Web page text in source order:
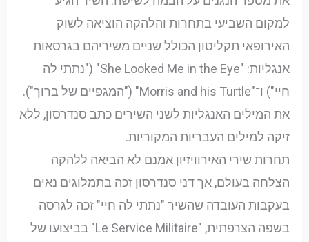
למקום השביעי בתחרות והלהקה הוציאה לשוק
האירופאי תקליטון הכולל שניים משיריהם בגרסאות
אנגליות: "She Looked Me in the Eye" ("נתתי לה
חיי") ו־"Morris and his Turtle" ("המגפיים של ברוך").
את המילים האנגליות לשני השירים כתב סנדרסון, ללא
זיקה למילים העבריות המקוריות.
תחרות שירי האירוויזיון אמנם לא הביאה ללהקה
הצלחה בעולם, אך דני סנדרסון זכה בתמלוגים נאים
בעקבות העובדה שהשיר "נתתי לה חיי" זכה לגרסה
בשפה הצרפתית, "Le Service Militaire" בביצועו של